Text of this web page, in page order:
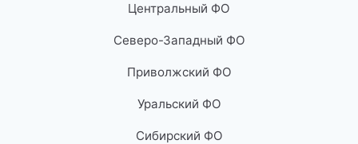
Центральный ФО
Северо-Западный ФО
Приволжский ФО
Уральский ФО
Сибирский ФО